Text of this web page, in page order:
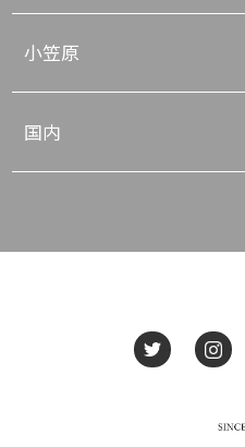
小笠原
国内